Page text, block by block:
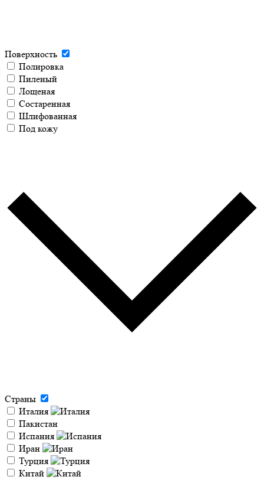
Поверхность
Полировка
Пиленый
Лощеная
Состаренная
Шлифованная
Под кожу
Страны
Италия
Пакистан
Испания
Иран
Турция
Китай